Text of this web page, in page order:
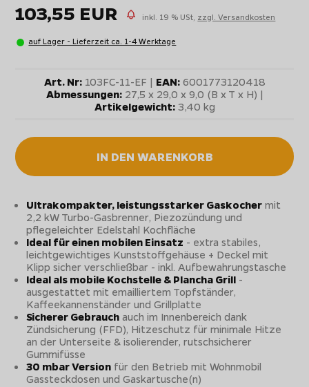
103,55 EUR inkl. 19 % USt, zzgl. Versandkosten
auf Lager - Lieferzeit ca. 1-4 Werktage
Art. Nr:103FC-11-EF | EAN:6001773120418
Abmessungen:27,5 x 29,0 x 9,0 (B x T x H) |
Artikelgewicht:3,40 kg
IN DEN WARENKORB
Ultrakompakter, leistungsstarker Gaskocher mit
2,2 kW Turbo-Gasbrenner, Piezozündung und
pflegeleichter Edelstahl Kochfläche
Ideal für einen mobilen Einsatz - extra stabiles,
leichtgewichtiges Kunststoffgehäuse + Deckel mit
Klipp sicher verschließbar - inkl. Aufbewahrungstasche
Ideal als mobile Kochstelle & Plancha Grill -
ausgestattet mit emailliertem Topfständer,
Kaffeekannenständer und Grillplatte
Sicherer Gebrauch auch im Innenbereich dank
Zündsicherung (FFD), Hitzeschutz für minimale Hitze
an der Unterseite & isolierender, rutschsicherer
Gummifüsse
30 mbar Version für den Betrieb mit Wohnmobil
Gassteckdosen und Gaskartusche(n)